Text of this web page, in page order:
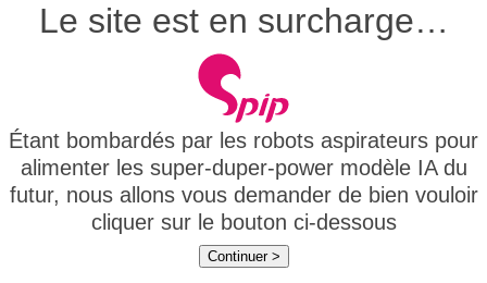
Le site est en surcharge…
Étant bombardés par les robots aspirateurs pour
alimenter les super-duper-power modèle IA du
futur, nous allons vous demander de bien vouloir
cliquer sur le bouton ci-dessous
Continuer >